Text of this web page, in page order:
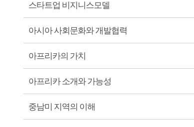
스타트업 비지니스모델
아시아 사회문화와 개발협력
아프리카의 가치
아프리카 소개와 가능성
중남미 지역의 이해